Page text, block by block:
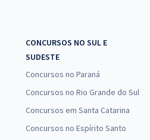
CONCURSOS NO SUL E
SUDESTE
Concursos no Paraná
Concursos no Rio Grande do Sul
Concursos em Santa Catarina
Concursos no Espírito Santo